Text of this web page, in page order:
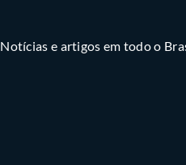
Notícias e artigos em todo o